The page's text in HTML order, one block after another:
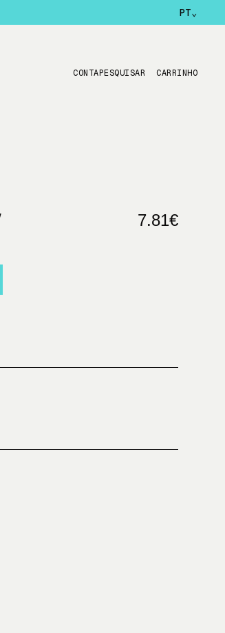
PT⌄
CONTAPESQUISAR CARRINHO
7.81€